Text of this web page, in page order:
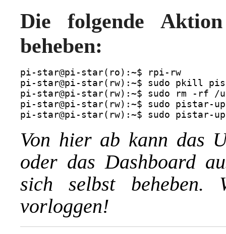
Die folgende
beheben:
pi-star@pi-star(ro):~$ rpi-rw
pi-star@pi-star(rw):~$ sudo pkill
pi-star@pi-star(rw):~$ sudo rm -rf
pi-star@pi-star(rw):~$ sudo pistar-
Von hier ab kann das
oder das Dashboard
sich selbst
vorloggen!